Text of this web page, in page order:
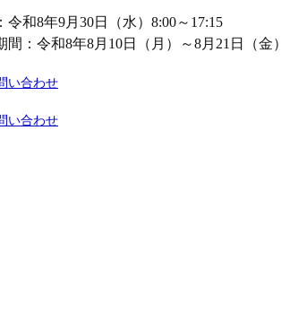
令和8年9月30日（水）8:00～17:15
間：令和8年8月10日（月）～8月21日（金）
い合わせ
い合わせ